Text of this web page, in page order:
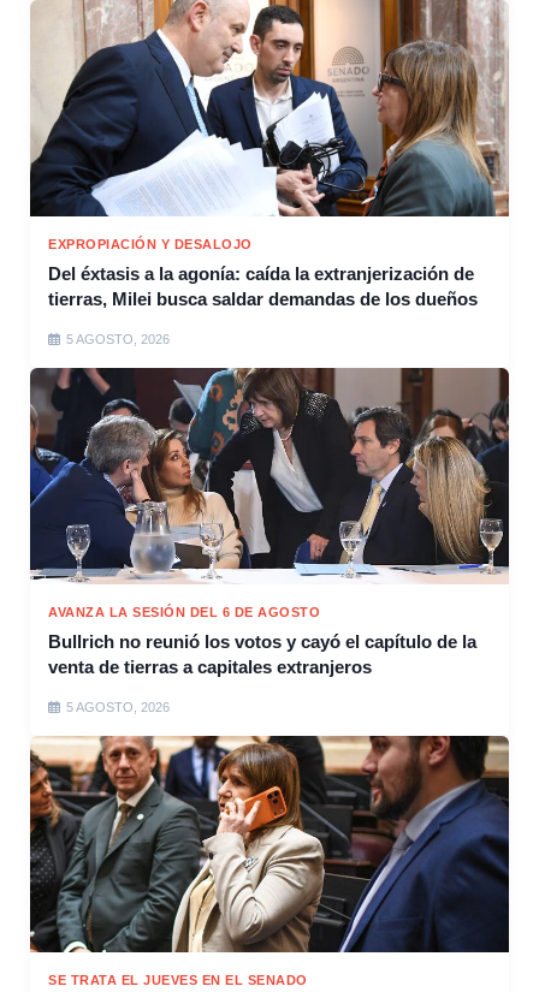
EXPROPIACIÓN Y DESALOJO
Del éxtasis a la agonía: caída la extranjerización de
tierras, Milei busca saldar demandas de los dueños
5 AGOSTO, 2026
AVANZA LA SESIÓN DEL 6 DE AGOSTO
Bullrich no reunió los votos y cayó el capítulo de la
venta de tierras a capitales extranjeros
5 AGOSTO, 2026
SE TRATA EL JUEVES EN EL SENADO